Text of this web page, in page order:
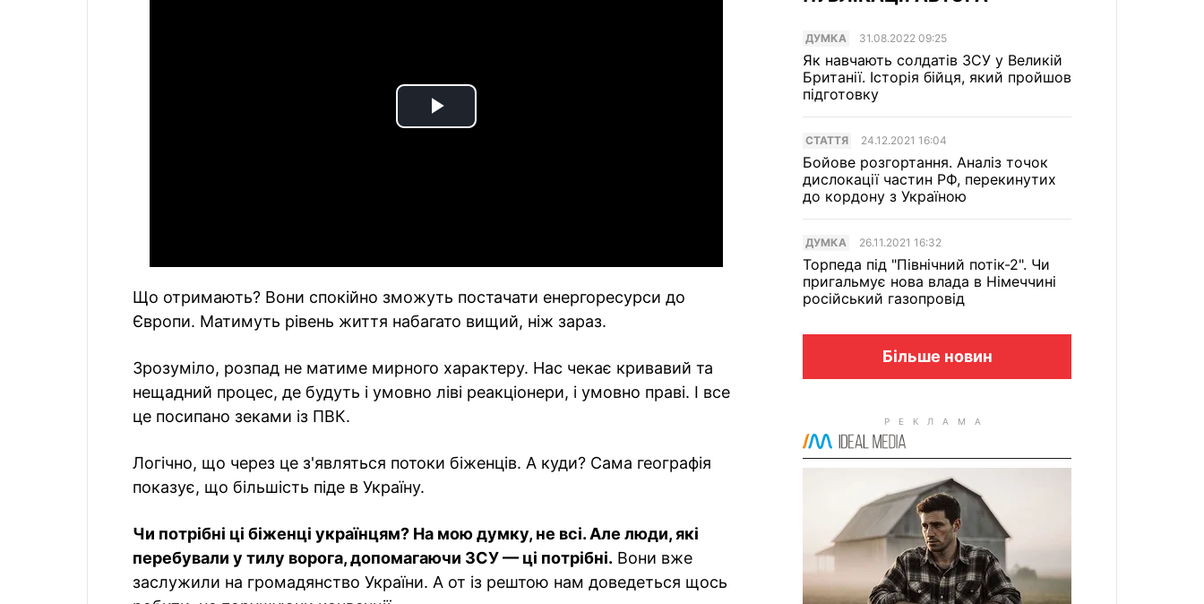
Play
Що отримають? Вони спокійно зможуть постачати енергоресурси до
Європи. Матимуть рівень життя набагато вищий, ніж зараз.
Зрозуміло, розпад не матиме мирного характеру. Нас чекає кривавий та
нещадний процес, де будуть і умовно ліві реакціонери, і умовно праві. І все
це посипано зеками із ПВК.
Логічно, що через це з'являться потоки біженців. А куди? Сама географія
показує, що більшість піде в Україну.
Чи потрібні ці біженці українцям? На мою думку, не всі. Але люди, які
перебували у тилу ворога, допомагаючи ЗСУ — ці потрібні. Вони вже
заслужили на громадянство України. А от із рештою нам доведеться щось
ДУМКА 31.08.2022 09:25
Як навчають солдатів ЗСУ у Великій
Британії. Історія бійця, який пройшов
підготовку
СТАТТЯ 24.12.2021 16:04
Бойове розгортання. Аналіз точок
дислокації частин РФ, перекинутих
до кордону з Україною
ДУМКА 26.11.2021 16:32
Торпеда під "Північний потік-2". Чи
пригальмує нова влада в Німеччині
російський газопровід
Більше новин
Patients Are Quietly Using This
Liver Fix